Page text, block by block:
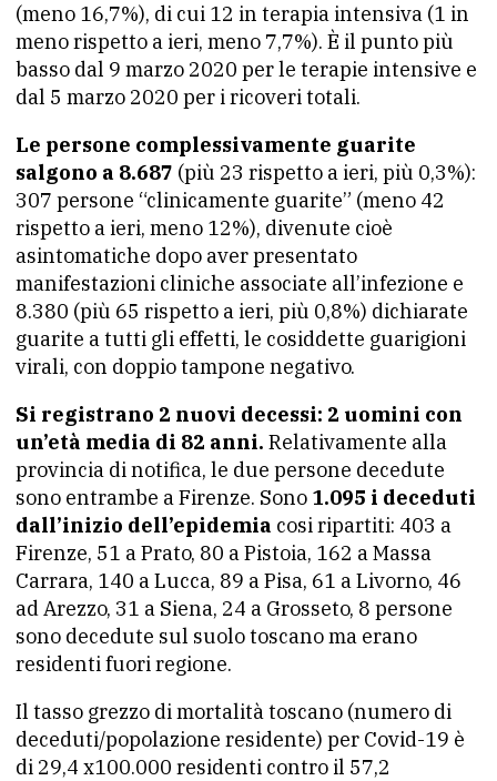
(meno 16,7%), di cui 12 in terapia intensiva (1 in
meno rispetto a ieri, meno 7,7%). È il punto più
basso dal 9 marzo 2020 per le terapie intensive e
dal 5 marzo 2020 per i ricoveri totali.
Le persone complessivamente guarite
salgono a 8.687 (più 23 rispetto a ieri, più 0,3%):
307 persone “clinicamente guarite” (meno 42
rispetto a ieri, meno 12%), divenute cioè
asintomatiche dopo aver presentato
manifestazioni cliniche associate all’infezione e
8.380 (più 65 rispetto a ieri, più 0,8%) dichiarate
guarite a tutti gli effetti, le cosiddette guarigioni
virali, con doppio tampone negativo.
Si registrano 2 nuovi decessi: 2 uomini con
un’età media di 82 anni. Relativamente alla
provincia di notifica, le due persone decedute
sono entrambe a Firenze. Sono 1.095 i deceduti
dall’inizio dell’epidemia cosi ripartiti: 403 a
Firenze, 51 a Prato, 80 a Pistoia, 162 a Massa
Carrara, 140 a Lucca, 89 a Pisa, 61 a Livorno, 46
ad Arezzo, 31 a Siena, 24 a Grosseto, 8 persone
sono decedute sul suolo toscano ma erano
residenti fuori regione.
Il tasso grezzo di mortalità toscano (numero di
deceduti/popolazione residente) per Covid-19 è
di 29,4 x100.000 residenti contro il 57,2